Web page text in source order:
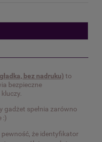
płatności
bez nadruku) to
bezpieczne
gadżet spełnia zarówno
:)
pewność, że identyfikator